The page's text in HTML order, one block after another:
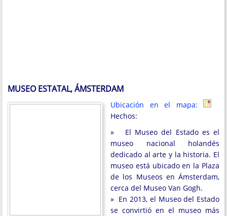
MUSEO ESTATAL, ÁMSTERDAM
Ubicación en el mapa:
Hechos:
» El Museo del Estado es el
museo nacional holandés
dedicado al arte y la historia. El
museo está ubicado en la Plaza
de los Museos en Ámsterdam,
cerca del Museo Van Gogh.
» En 2013, el Museo del Estado
se convirtió en el museo más